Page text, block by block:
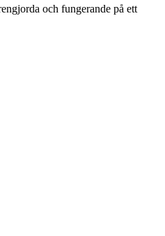
och fungerande på ett